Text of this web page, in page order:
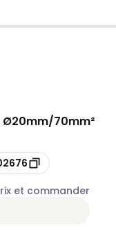
70mm²
et commander